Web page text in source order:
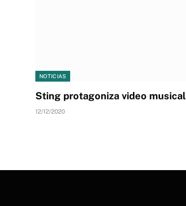
NOTICIAS
Sting protagoniza video musical
12/12/2020